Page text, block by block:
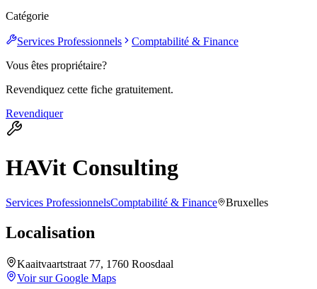
Catégorie
Services Professionnels
Comptabilité & Finance
Vous êtes propriétaire?
Revendiquez cette fiche gratuitement.
Revendiquer
HAVit Consulting
Services ProfessionnelsComptabilité & Finance Bruxelles
Localisation
Kaaitvaartstraat 77, 1760 Roosdaal
Voir sur Google Maps